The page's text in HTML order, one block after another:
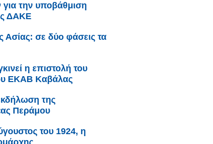
για την υποβάθμιση
ΔΑΚΕ
Ασίας: σε δύο φάσεις τα
η επιστολή του
ΕΚΑΒ Καβάλας
της
Περάμου
του 1924, η